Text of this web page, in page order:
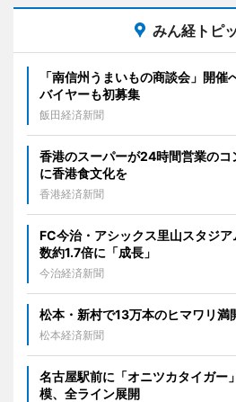
みん経トピ
「南信州うまいもの商談会」開
バイヤーも初募集
飯田経済新聞
香港のスーパーが24時間営業の
に香港食文化を
香港経済新聞
FC今治・アシックス里山スタジ
数約1.7倍に「成長」
今治経済新聞
松本・新村で13万本のヒマワリ
松本経済新聞
名古屋駅前に「オニツカタイガ
模、全ライン展開